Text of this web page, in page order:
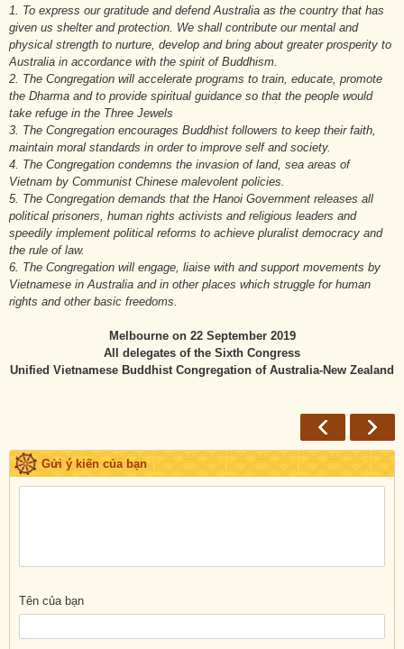
1. To express our gratitude and defend Australia as the country that has
given us shelter and protection. We shall contribute our mental and
physical strength to nurture, develop and bring about greater prosperity to
Australia in accordance with the spirit of Buddhism.
2. The Congregation will accelerate programs to train, educate, promote
the Dharma and to provide spiritual guidance so that the people would
take refuge in the Three Jewels
3. The Congregation encourages Buddhist followers to keep their faith,
maintain moral standards in order to improve self and society.
4. The Congregation condemns the invasion of land, sea areas of
Vietnam by Communist Chinese malevolent policies.
5. The Congregation demands that the Hanoi Government releases all
political prisoners, human rights activists and religious leaders and
speedily implement political reforms to achieve pluralist democracy and
the rule of law.
6. The Congregation will engage, liaise with and support movements by
Vietnamese in Australia and in other places which struggle for human
rights and other basic freedoms.
Melbourne on 22 September 2019
All delegates of the Sixth Congress
Unified Vietnamese Buddhist Congregation of Australia-New Zealand
Gửi ý kiến của bạn
Tên của bạn